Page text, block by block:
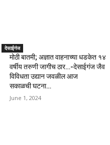
देसाईगंज
मोठी बातमी; अज्ञात वाहनाच्या धडकेत १४
वर्षीय तरुणी जागीच ठार…-देसाईगंज जैव
विविधता उद्यान जवळील आज
सकाळची घटना…
June 1, 2024